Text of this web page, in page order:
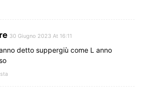
30 Giugno 2023 At 16:11
detto suppergiù come L anno